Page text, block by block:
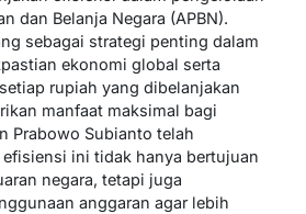
dan Belanja Negara (APBN).
sebagai strategi penting dalam
ekonomi global serta
rupiah yang dibelanjakan
manfaat maksimal bagi
Prabowo Subianto telah
ini tidak hanya bertujuan
negara, tetapi juga
anggaran agar lebih